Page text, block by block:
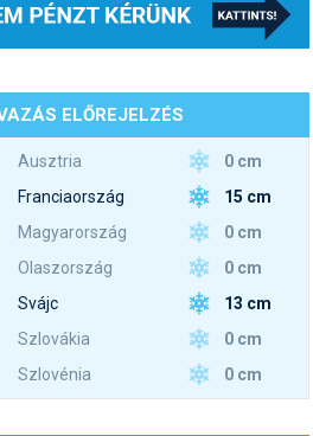
ELŐREJELZÉS
Ausztria
0 cm
Franciaország
15 cm
Magyarország
0 cm
Olaszország
0 cm
Svájc
13 cm
Szlovákia
0 cm
Szlovénia
0 cm